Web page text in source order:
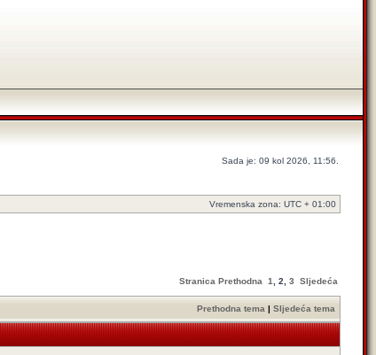
Sada je: 09 kol 2026, 11:56.
Vremenska zona: UTC + 01:00
Stranica Prethodna 1 2 3 Sljedeća
Prethodna tema | Sljedeća tema